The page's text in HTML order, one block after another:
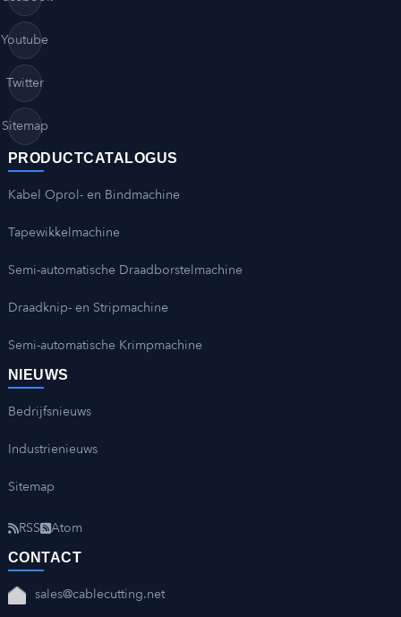
Youtube
Twitter
Sitemap
PRODUCTCATALOGUS
Kabel Oprol- en Bindmachine
Tapewikkelmachine
Semi-automatische Draadborstelmachine
Draadknip- en Stripmachine
Semi-automatische Krimpmachine
NIEUWS
Bedrijfsnieuws
Industrienieuws
Sitemap
RSS Atom
CONTACT
sales@cablecutting.net